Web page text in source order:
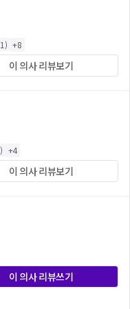
) +8
이 의사 리뷰보기
) +4
이 의사 리뷰보기
이 의사 리뷰쓰기